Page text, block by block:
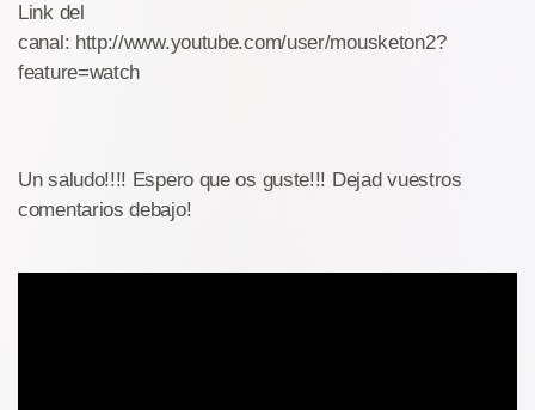
Link del
canal: http://www.youtube.com/user/mousketon2?
feature=watch
Un saludo!!!! Espero que os guste!!! Dejad vuestros
comentarios debajo!